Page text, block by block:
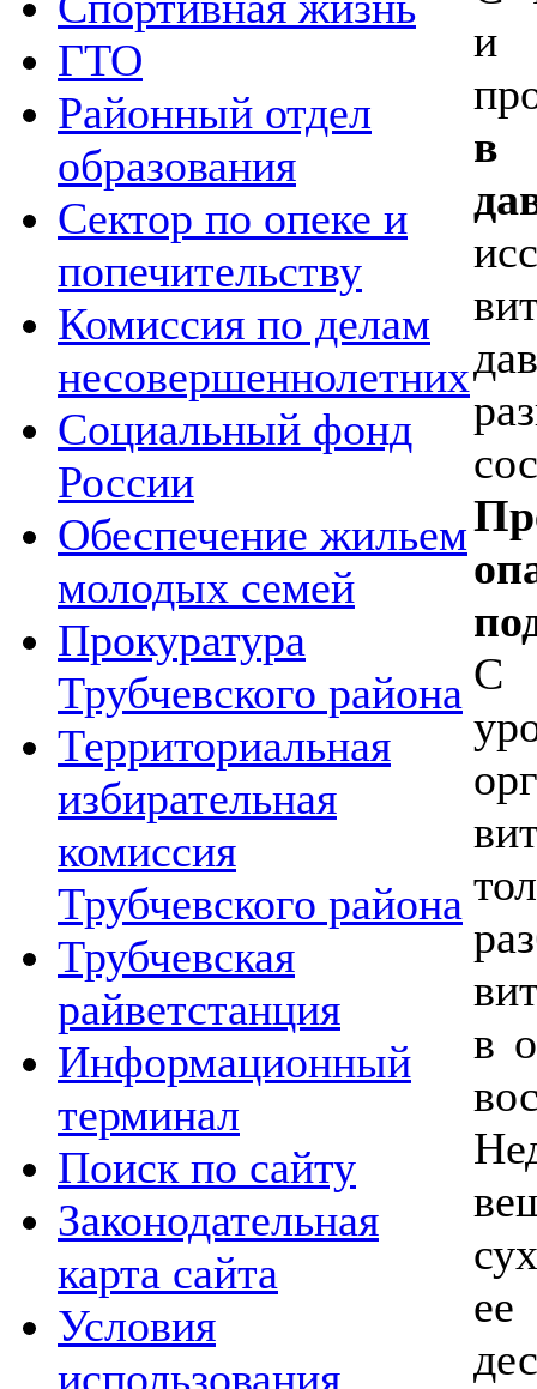
ГТО
Районный отдел
образования
Сектор по опеке и
попечительству
Комиссия по делам
несовершеннолетних
Социальный фонд
России
Обеспечение жильем
молодых семей
Прокуратура
Трубчевского района
Территориальная
избирательная
комиссия
Трубчевского района
Трубчевская
райветстанция
Информационный
терминал
Поиск по сайту
Законодательная
карта сайта
Условия
использования
и
в
C
в
ее